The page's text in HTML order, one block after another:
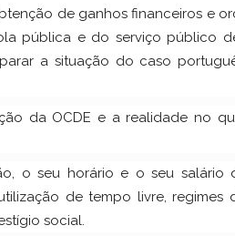
de ganhos financeiros e
pública e do serviço público
a situação do caso
da OCDE e a realidade no
o seu horário e o seu salário
de tempo livre, regimes
social.